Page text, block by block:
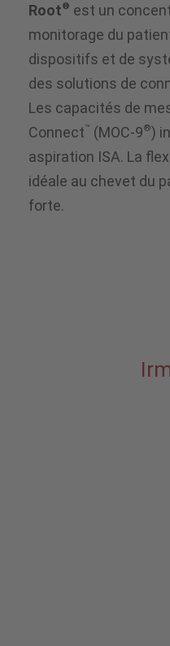
Root® est un
monitorage du
dispositifs et de
des solutions de
Les capacités de
Connect™ (MOC-9®)
aspiration ISA. La
idéale au chevet du
forte.